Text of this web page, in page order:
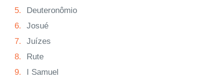
5.
Deuteronômio
6.
Josué
7.
Juízes
8.
Rute
9.
I Samuel